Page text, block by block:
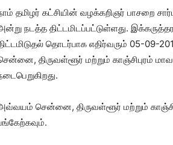
தமிழர் கட்சியின் வழக்கறிஞர் பாசறை
நடத்த திட்டமிடப்பட்டுள்ளது.
தொடர்பாக எதிர்வரும் 05-09-
திருவள்ளூர் மற்றும் காஞ்சிபுரம்
சென்னை, திருவள்ளூர் மற்றும்